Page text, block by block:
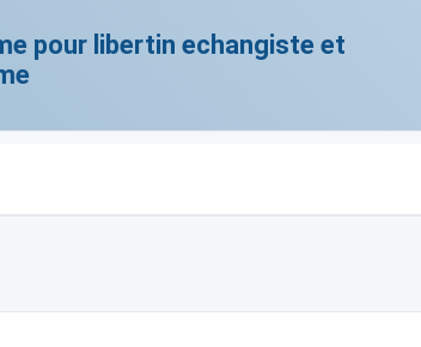
pour libertin echangiste et